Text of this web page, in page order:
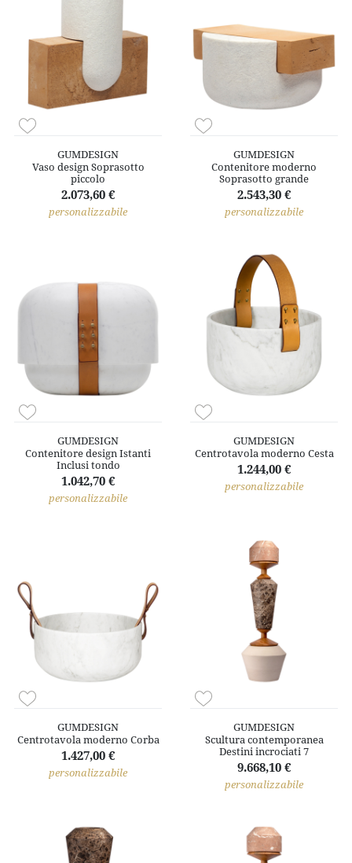
GUMDESIGN
Vaso design Soprasotto
piccolo
2.073,60 €
personalizzabile
GUMDESIGN
Contenitore moderno
Soprasotto grande
2.543,30 €
personalizzabile
GUMDESIGN
Contenitore design Istanti
Inclusi tondo
1.042,70 €
personalizzabile
GUMDESIGN
Centrotavola moderno Cesta
1.244,00 €
personalizzabile
GUMDESIGN
Centrotavola moderno Corba
1.427,00 €
personalizzabile
GUMDESIGN
Scultura contemporanea
Destini incrociati 7
9.668,10 €
personalizzabile